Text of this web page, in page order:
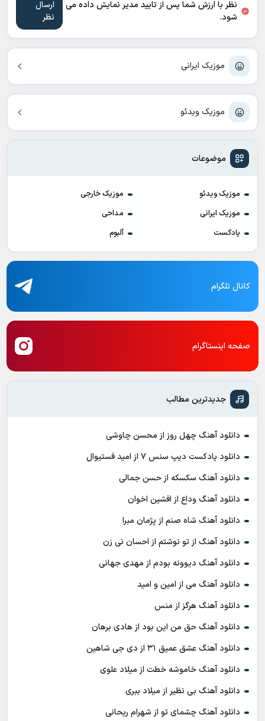
موزیک ایرانی
موزیک ویدئو
موضوعات
موزیک ویدئو
موزیک خارجی
موزیک ایرانی
مداحی
پادکست
آلبوم
نظر با ارزش شما پس از تایید مدیر نمایش داده می
شود.
کانال تلگرام
صفحه اینستاگرام
جدیدترین مطالب
دانلود آهنگ چهل روز از محسن چاوشی
دانلود پادکست ديپ سنس ۷ از اميد فستيوال
دانلود آهنگ سکسکه از حسن جمالی
دانلود آهنگ وداع از افشين اخوان
دانلود آهنگ شاه صنم از پژمان مبرا
دانلود آهنگ از تو نوشتم از احسان نی زن
دانلود آهنگ دیوونه بودم از مهدی جهانی
دانلود آهنگ می از امین و امید
دانلود آهنگ هرگز از منس
دانلود آهنگ حق من این بود از هادی برهان
دانلود آهنگ عشق عمیق ۳۱ از دی جی شاهین
دانلود آهنگ خاموشه خطت از میلاد علوی
دانلود آهنگ بی نظیر از میلاد ببری
دانلود آهنگ چشمای تو از شهرام ریحانی